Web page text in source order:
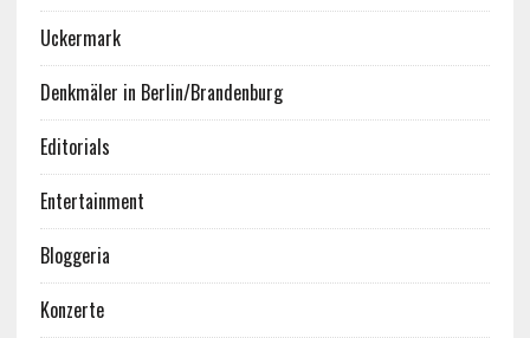
Uckermark
Denkmäler in Berlin/Brandenburg
Editorials
Entertainment
Bloggeria
Konzerte